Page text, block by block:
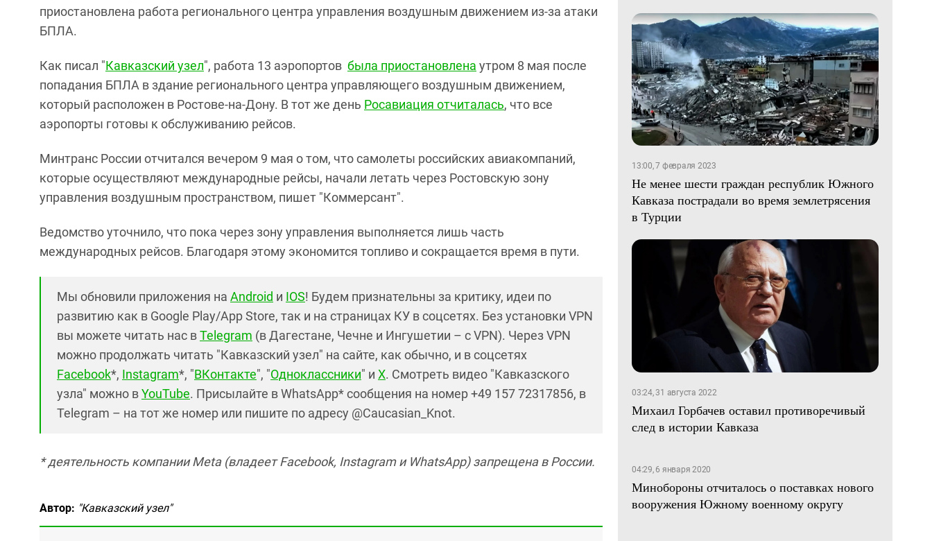
приостановлена работа регионального центра управления воздушным движением из-за атаки
БПЛА.
Как писал "Кавказский узел", работа 13 аэропортов была приостановлена утром 8 мая после
попадания БПЛА в здание регионального центра управляющего воздушным движением,
который расположен в Ростове-на-Дону. В тот же день Росавиация отчиталась, что все
аэропорты готовы к обслуживанию рейсов.
Минтранс России отчитался вечером 9 мая о том, что самолеты российских авиакомпаний,
которые осуществляют международные рейсы, начали летать через Ростовскую зону
управления воздушным пространством, пишет "Коммерсант".
Ведомство уточнило, что пока через зону управления выполняется лишь часть
международных рейсов. Благодаря этому экономится топливо и сокращается время в пути.
Мы обновили приложения на Android и IOS! Будем признательны за критику, идеи по
развитию как в Google Play/App Store, так и на страницах КУ в соцсетях. Без установки VPN
вы можете читать нас вTelegram (в Дагестане, Чечне и Ингушетии – с VPN). Через VPN
можно продолжать читать "Кавказский узел" на сайте, как обычно, и в соцсетях
Facebook*, Instagram*, "ВКонтакте", "Одноклассники" и X. Смотреть видео "Кавказского
узла" можно вYouTube. Присылайте в WhatsApp* сообщения на номер +49 157 72317856, в
Telegram – на тот же номер или пишите по адресу @Caucasian_Knot.
* деятельность компании Meta (владеет Facebook, Instagram и WhatsApp) запрещена в России.
Автор: "Кавказский узел"
13:00, 7 февраля 2023
Не менее шести граждан республик Южного
Кавказа пострадали во время землетрясения
в Турции
03:24, 31 августа 2022
Михаил Горбачев оставил противоречивый
след в истории Кавказа
04:29, 6 января 2020
Минобороны отчиталось о поставках нового
вооружения Южному военному округу